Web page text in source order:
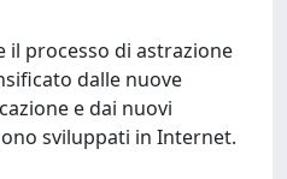
il processo di astrazione
dalle nuove
e dai nuovi
sviluppati in Internet.